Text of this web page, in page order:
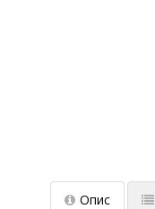
Опис